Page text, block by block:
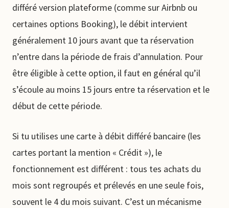
différé version plateforme (comme sur Airbnb ou
certaines options Booking), le débit intervient
généralement 10 jours avant que ta réservation
n’entre dans la période de frais d’annulation. Pour
être éligible à cette option, il faut en général qu’il
s’écoule au moins 15 jours entre ta réservation et le
début de cette période.
Si tu utilises une carte à débit différé bancaire (les
cartes portant la mention « Crédit »), le
fonctionnement est différent : tous tes achats du
mois sont regroupés et prélevés en une seule fois,
souvent le 4 du mois suivant. C’est un mécanisme